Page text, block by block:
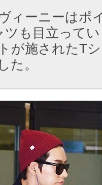
ィーニーはポ
ツも目立って
が施されたT
た。